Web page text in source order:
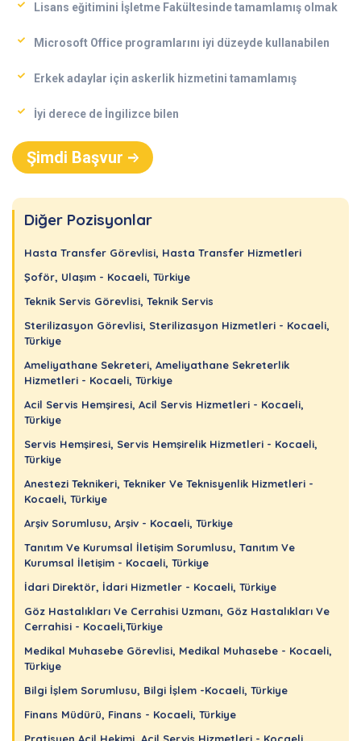
Lisans eğitimini İşletme Fakültesinde tamamlamış olmak
Microsoft Office programlarını iyi düzeyde kullanabilen
Erkek adaylar için askerlik hizmetini tamamlamış
İyi derece de İngilizce bilen
Şimdi Başvur
Diğer Pozisyonlar
Hasta Transfer Görevlisi, Hasta Transfer Hizmetleri
Şoför, Ulaşım - Kocaeli, Türkiye
Teknik Servis Görevlisi, Teknik Servis
Sterilizasyon Görevlisi, Sterilizasyon Hizmetleri - Kocaeli,
Türkiye
Ameliyathane Sekreteri, Ameliyathane Sekreterlik
Hizmetleri - Kocaeli, Türkiye
Acil Servis Hemşiresi, Acil Servis Hizmetleri - Kocaeli,
Türkiye
Servis Hemşiresi, Servis Hemşirelik Hizmetleri - Kocaeli,
Türkiye
Anestezi Teknikeri, Tekniker Ve Teknisyenlik Hizmetleri -
Kocaeli, Türkiye
Arşiv Sorumlusu, Arşiv - Kocaeli, Türkiye
Tanıtım Ve Kurumsal İletişim Sorumlusu, Tanıtım Ve
Kurumsal İletişim - Kocaeli, Türkiye
İdari Direktör, İdari Hizmetler - Kocaeli, Türkiye
Göz Hastalıkları Ve Cerrahisi Uzmanı, Göz Hastalıkları Ve
Cerrahisi - Kocaeli,Türkiye
Medikal Muhasebe Görevlisi, Medikal Muhasebe - Kocaeli,
Türkiye
Bilgi İşlem Sorumlusu, Bilgi İşlem -Kocaeli, Türkiye
Finans Müdürü, Finans - Kocaeli, Türkiye